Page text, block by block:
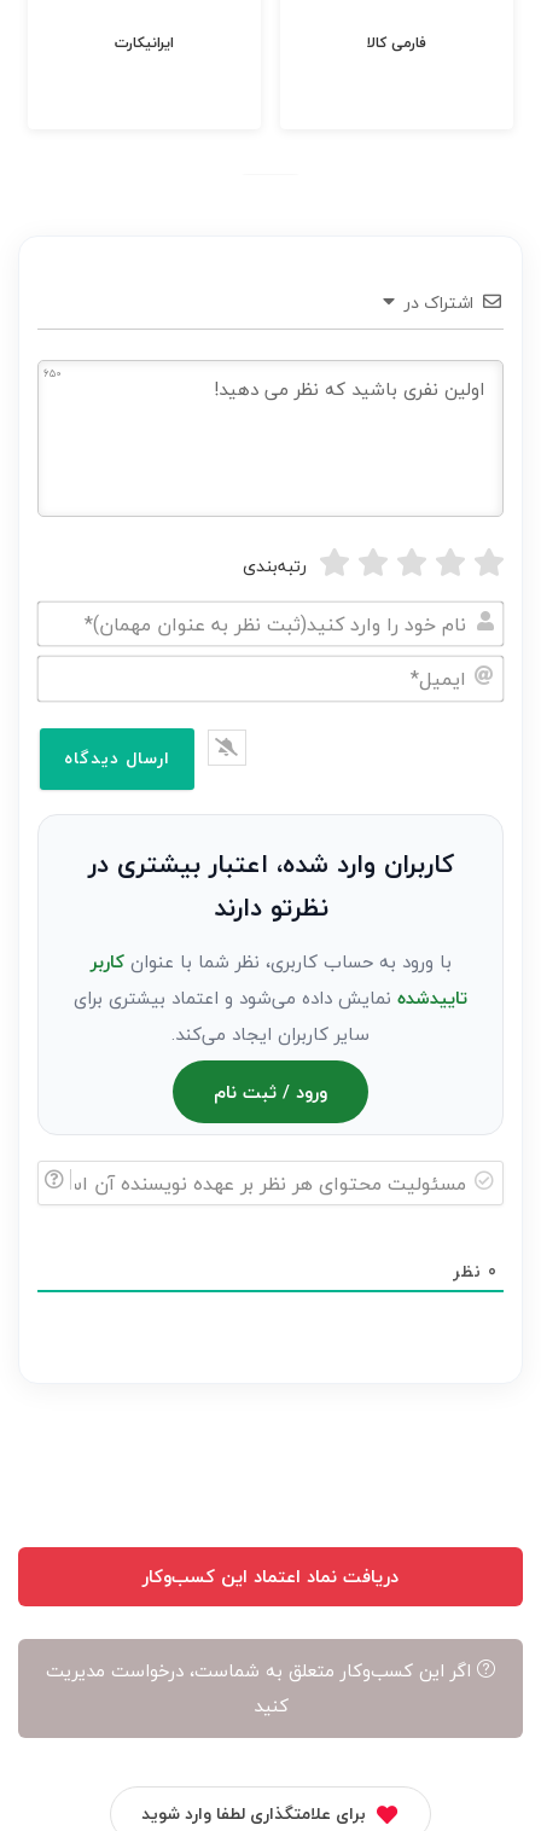
ایرانیکارت فارمی کالا
اشتراک در
650
رتبه‌بندی
نام
خود
نظر
کاربران وارد شده، اعتبار بیشتری در
نظرتو دارند
با ورود به حساب کاربری، نظر شما با عنوانکاربر
تاییدشده نمایش داده می‌شود و اعتماد بیشتری برای
سایر کاربران ایجاد می‌کند.
ورود / ثبت نام
هر
0 نظر
دریافت نماد اعتماد این کسب‌وکار
اگر این کسب‌وکار متعلق به شماست، درخواست مدیریت
کنید
برای علامتگذاری لطفا وارد شوید